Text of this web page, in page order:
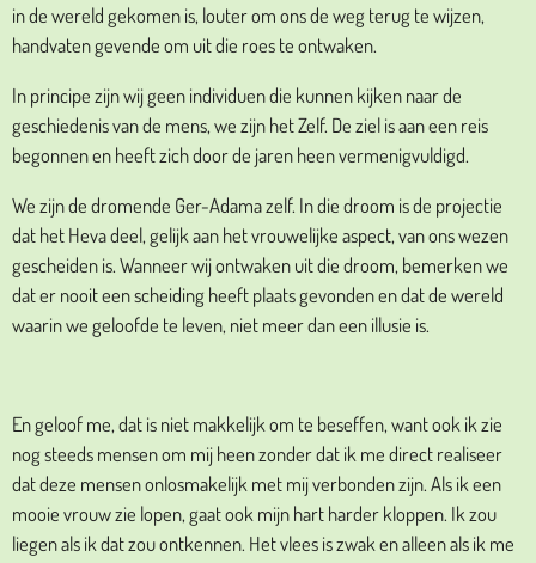
in de wereld gekomen is, louter om ons de weg terug te wijzen,
handvaten gevende om uit die roes te ontwaken.
In principe zijn wij geen individuen die kunnen kijken naar de
geschiedenis van de mens, we zijn het Zelf. De ziel is aan een reis
begonnen en heeft zich door de jaren heen vermenigvuldigd.
We zijn de dromende Ger-Adama zelf. In die droom is de projectie
dat het Heva deel, gelijk aan het vrouwelijke aspect, van ons wezen
gescheiden is. Wanneer wij ontwaken uit die droom, bemerken we
dat er nooit een scheiding heeft plaats gevonden en dat de wereld
waarin we geloofde te leven, niet meer dan een illusie is.
En geloof me, dat is niet makkelijk om te beseffen, want ook ik zie
nog steeds mensen om mij heen zonder dat ik me direct realiseer
dat deze mensen onlosmakelijk met mij verbonden zijn. Als ik een
mooie vrouw zie lopen, gaat ook mijn hart harder kloppen. Ik zou
liegen als ik dat zou ontkennen. Het vlees is zwak en alleen als ik me